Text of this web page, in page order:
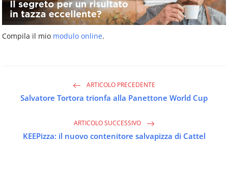
Compila il mio modulo online.
ARTICOLO PRECEDENTE
Salvatore Tortora trionfa alla Panettone World Cup
ARTICOLO SUCCESSIVO
KEEPizza: il nuovo contenitore salvapizza di Cattel